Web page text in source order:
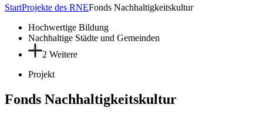
StartProjekte des RNEFonds Nachhaltigkeitskultur
Hochwertige Bildung
Nachhaltige Städte und Gemeinden
2 Weitere
Projekt
Fonds Nachhaltigkeitskultur